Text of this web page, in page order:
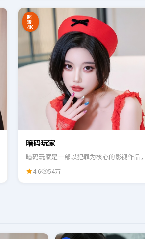
超
清
4K
暗码玩家
暗码玩家是一部以犯罪为核心的影视作品
4.6 54万